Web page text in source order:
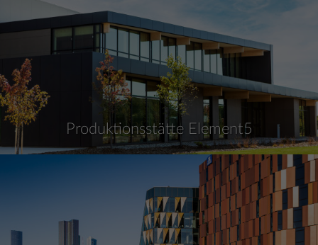
Produktionsstätte Element5